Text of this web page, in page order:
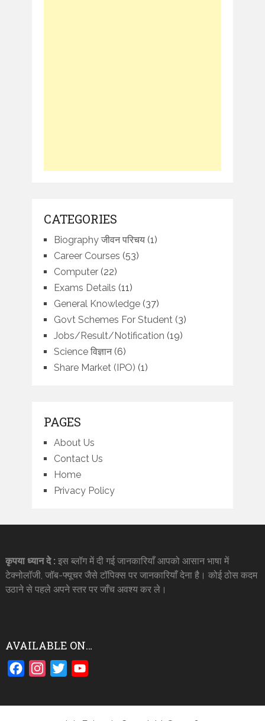
CATEGORIES
Biography जीवन परिचय(1)
Career Courses (53)
Computer(22)
Exams Details (11)
General Knowledge(37)
Govt Schemes For Student (3)
Jobs/Result/Notification (19)
Science विज्ञान(6)
Share Market (IPO) (1)
PAGES
About Us
Contact Us
Home
Privacy Policy
कृपया ध्यान दे : इस ब्लॉग में दी गई जानकारियाँ आपको आसान भाषा में
टेक्नोलॉजी, जॉब-फ्यूचर जैसे टॉपिक्स पर जानकारियाँ देना है। कोई ठोस कदम
उठाने से पहले अपने स्तर पर जाँच अवश्य कर ले।
AVAILABLE ON…
FacebookInstagram
Twitter